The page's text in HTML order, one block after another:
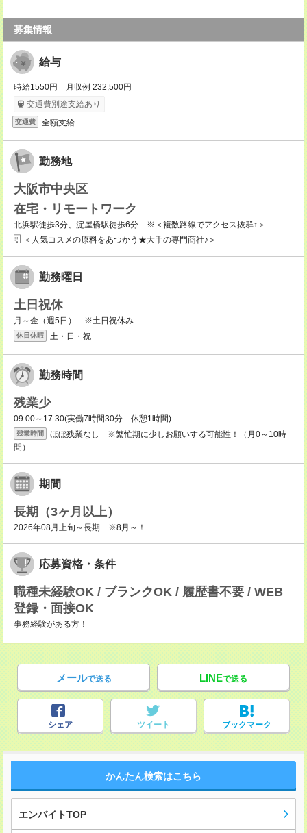
募集情報
給与
時給1550円 月収例 232,500円
交通費別途支給あり
交通費 全額支給
勤務地
大阪市中央区
在宅・リモートワーク
北浜駅徒歩3分、淀屋橋駅徒歩6分 ※＜複数路線でアクセス抜群↑＞
＜人気コスメの原料をあつかう★大手の専門商社♪＞
勤務曜日
土日祝休
月～金（週5日） ※土日祝休み
休日休暇 土・日・祝
勤務時間
残業少
09:00～17:30(実働7時間30分 休憩1時間)
残業時間
ほぼ残業なし ※繁忙期に少しお願いする可能性！（月0～10時
間）
期間
長期（3ヶ月以上）
2026年08月上旬～長期 ※8月～！
応募資格・条件
職種未経験OK / ブランクOK / 履歴書不要 / WEB
登録・面接OK
事務経験がある方！
メールで送る LINEで送る
シェア ツイート ブックマーク
かんたん検索はこちら
エンバイトTOP